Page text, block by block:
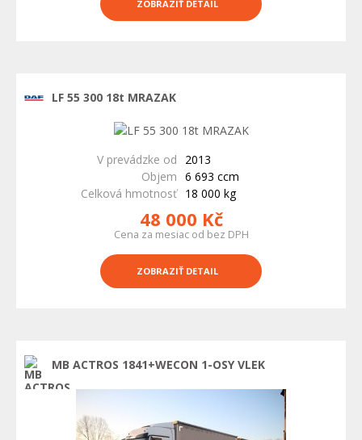
ZOBRAZIŤ DETAIL
LF 55 300 18t MRAZAK
V prevádzke od
2013
Objem 6 693 ccm
Celková hmotnosť 18 000 kg
48 000 Kč
Cena za mesiac od bez DPH
ZOBRAZIŤ DETAIL
MB ACTROS 1841+WECON 1-OSY VLEK